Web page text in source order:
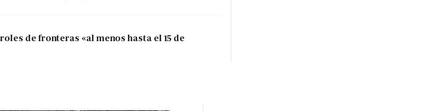
de fronteras «al menos hasta el 15 de